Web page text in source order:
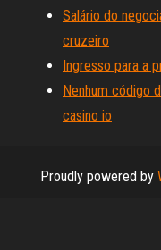
Salário do
cruzeiro
Ingresso para a
Nenhum código
casino io
Proudly powered by